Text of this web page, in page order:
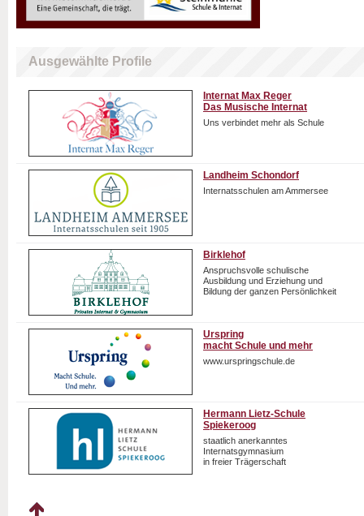
Ausgewählte Profile
Internat Max Reger
Das Musische Internat
Uns verbindet mehr als Schule
Landheim Schondorf
Internatsschulen am Ammersee
Birklehof
Anspruchsvolle schulische
Ausbildung und Erziehung und
Bildung der ganzen Persönlichkeit
Urspring
macht Schule und mehr
www.urspringschule.de
Hermann Lietz-Schule
Spiekeroog
staatlich anerkanntes
Internatsgymnasium
in freier Trägerschaft